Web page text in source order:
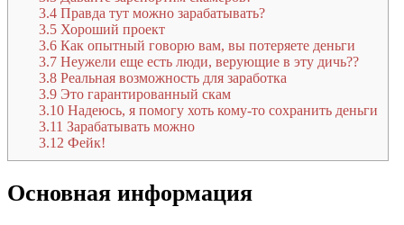
3.4 Правда тут можно зарабатывать?
3.5 Хороший проект
3.6 Как опытный говорю вам, вы потеряете деньги
3.7 Неужели еще есть люди, верующие в эту дичь??
3.8 Реальная возможность для заработка
3.9 Это гарантированный скам
3.10 Надеюсь, я помогу хоть кому-то сохранить деньги
3.11 Зарабатывать можно
3.12 Фейк!
Основная информация